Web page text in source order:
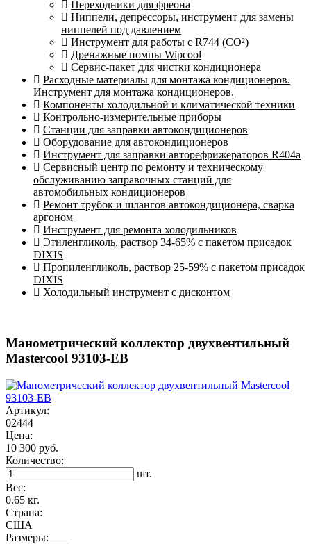
Переходники для фреона
Ниппели, депрессоры, инструмент для замены
ниппелей под давлением
Инструмент для работы с R744 (CO²)
Дренажные помпы Wipcool
Сервис-пакет для чистки кондиционера
Расходные материалы для монтажа кондиционеров.
Инструмент для монтажа кондиционеров.
Компоненты холодильной и климатической техники
Контрольно-измерительные приборы
Станции для заправки автокондиционеров
Оборудование для автокондиционеров
Инструмент для заправки авторефрижераторов R404a
Сервисный центр по ремонту и техническому
обслуживанию заправочных станций для
автомобильных кондиционеров
Ремонт трубок и шлангов автокондиционера, сварка
аргоном
Инструмент для ремонта холодильников
Этиленгликоль, раствор 34-65% с пакетом присадок
DIXIS
Пропиленгликоль, раствор 25-59% с пакетом присадок
DIXIS
Холодильный инструмент с дисконтом
Манометрический коллектор двухвентильный
Mastercool 93103-EB
Артикул:
02444
Цена:
10 300 руб.
Количество:
шт.
Вес:
0.65 кг.
Страна:
США
Размеры: